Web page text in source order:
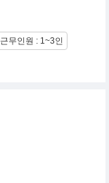
하고 있다
근무인원 : 1~3인